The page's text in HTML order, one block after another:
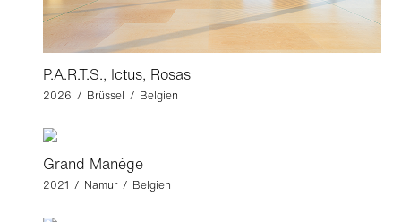
P.A.R.T.S., Ictus, Rosas
2026 / Brüssel / Belgien
Grand Manège
2021 / Namur / Belgien